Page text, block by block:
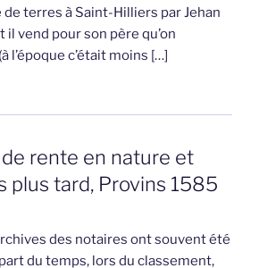
terres à Saint-Hilliers par Jehan
vend pour son père qu’on
l’époque c’était moins […]
rente en nature et
plus tard, Provins 1585
des notaires ont souvent été
du temps, lors du classement,